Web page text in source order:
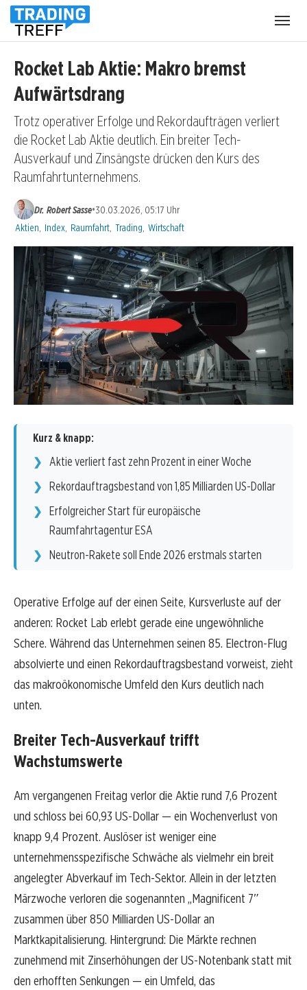
Rocket Lab Aktie: Makro bremst
Aufwärtsdrang
Trotz operativer Erfolge und Rekordaufträgen verliert
die Rocket Lab Aktie deutlich. Ein breiter Tech-
Ausverkauf und Zinsängste drücken den Kurs des
Raumfahrtunternehmens.
Dr. Robert Sasse•30.03.2026, 05:17 Uhr
Kategorien:
Aktien Index Raumfahrt Trading Wirtschaft
Kurz & knapp:
Aktie verliert fast zehn Prozent in einer Woche
Rekordauftragsbestand von 1,85 Milliarden US-Dollar
Erfolgreicher Start für europäische
Raumfahrtagentur ESA
Neutron-Rakete soll Ende 2026 erstmals starten
Operative Erfolge auf der einen Seite, Kursverluste auf der
anderen: Rocket Lab erlebt gerade eine ungewöhnliche
Schere. Während das Unternehmen seinen 85. Electron-Flug
absolvierte und einen Rekordauftragsbestand vorweist, zieht
das makroökonomische Umfeld den Kurs deutlich nach
unten.
Breiter Tech-Ausverkauf trifft
Wachstumswerte
Am vergangenen Freitag verlor die Aktie rund 7,6 Prozent
und schloss bei 60,93 US-Dollar — ein Wochenverlust von
knapp 9,4 Prozent. Auslöser ist weniger eine
unternehmensspezifische Schwäche als vielmehr ein breit
angelegter Abverkauf im Tech-Sektor. Allein in der letzten
Märzwoche verloren die sogenannten „Magnificent 7″
zusammen über 850 Milliarden US-Dollar an
Marktkapitalisierung. Hintergrund: Die Märkte rechnen
zunehmend mit Zinserhöhungen der US-Notenbank statt mit
den erhofften Senkungen — ein Umfeld, das